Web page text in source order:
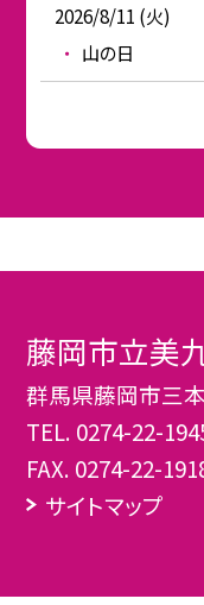
2026/8/11 (火)
山の日
藤岡市立美
群馬県藤岡市三
TEL. 0274-22-
FAX. 0274-22-
サイトマップ